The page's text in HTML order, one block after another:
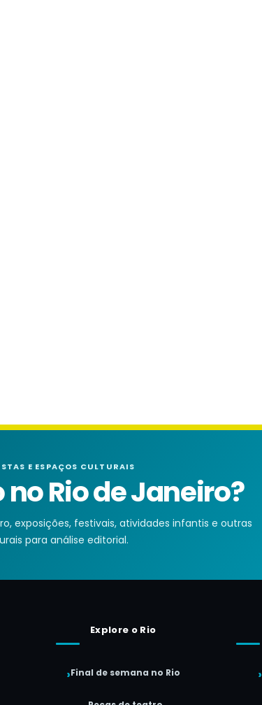
E ESPAÇOS CULTURAIS
Rio de Janeiro?
exposições, festivais, atividades infantis e outras
para análise editorial.
Explore o Rio
Final de semana no Rio